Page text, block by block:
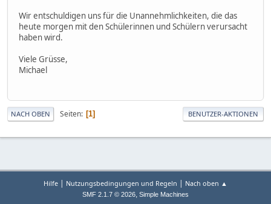
Wir entschuldigen uns für die Unannehmlichkeiten, die das
heute morgen mit den Schülerinnen und Schülern verursacht
haben wird.
Viele Grüsse,
Michael
NACH OBEN Seiten 1 BENUTZER-AKTIONEN
Hilfe Nutzungsbedingungen und Regeln Nach oben ▲
SMF 2.1.7 © 2026, Simple Machines